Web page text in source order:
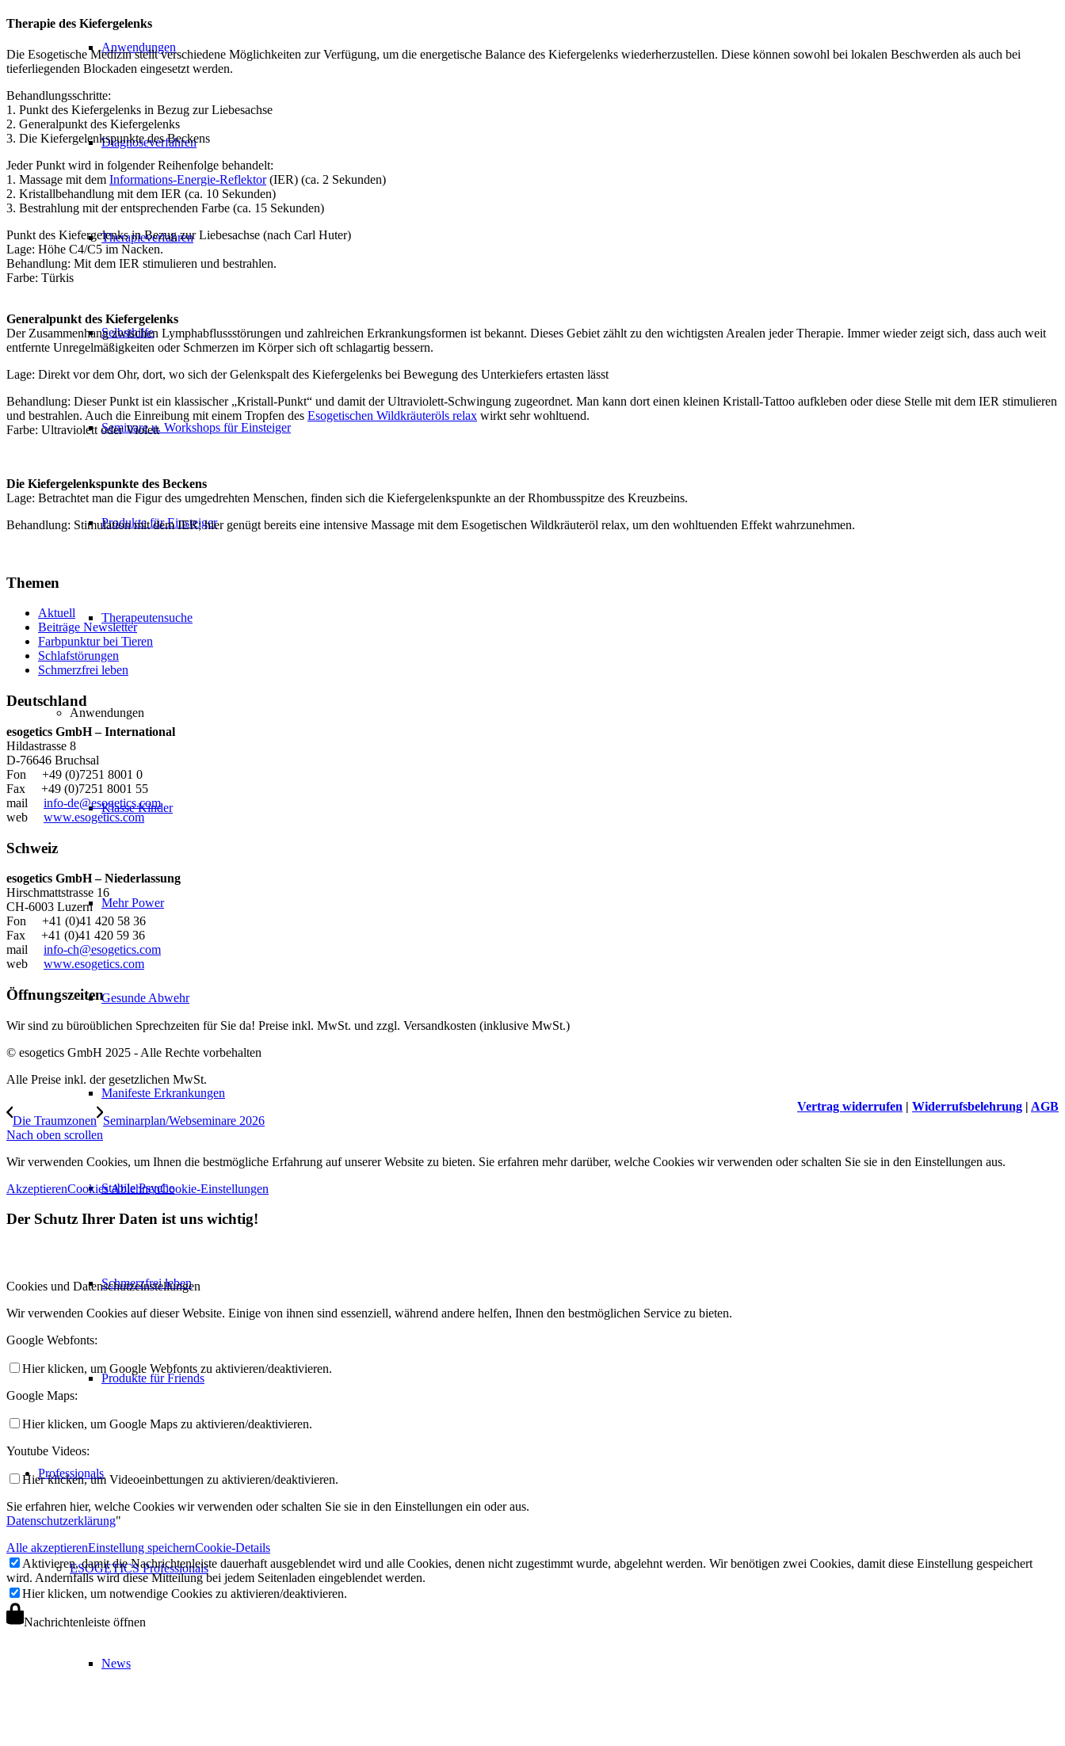
Anwendungen
Diagnoseverfahren
Therapieverfahren
Selbsthilfe
Seminare u. Workshops für Einsteiger
Produkte für Einsteiger
Therapeutensuche
Anwendungen
Klasse Kinder
Mehr Power
Gesunde Abwehr
Manifeste Erkrankungen
Stabile Psyche
Schmerzfrei leben
Produkte für Friends
Professionals
ESOGETICS Professionals
News
Therapie des Kiefergelenks
Die Esogetische Medizin stellt verschiedene Möglichkeiten zur Verfügung, um die energetische Balance des Kiefergelenks wiederherzustellen. Diese können sowohl bei lokalen Beschwerden als auch bei
tieferliegenden Blockaden eingesetzt werden.
Behandlungsschritte:
1. Punkt des Kiefergelenks in Bezug zur Liebesachse
2. Generalpunkt des Kiefergelenks
3. Die Kiefergelenkspunkte des Beckens
Jeder Punkt wird in folgender Reihenfolge behandelt:
1. Massage mit dem Informations-Energie-Reflektor(IER) (ca. 2 Sekunden)
2. Kristallbehandlung mit dem IER (ca. 10 Sekunden)
3. Bestrahlung mit der entsprechenden Farbe (ca. 15 Sekunden)
Punkt des Kiefergelenks in Bezug zur Liebesachse (nach Carl Huter)
Lage: Höhe C4/C5 im Nacken.
Behandlung: Mit dem IER stimulieren und bestrahlen.
Farbe: Türkis
Generalpunkt des Kiefergelenks
Der Zusammenhang zwischen Lymphabflussstörungen und zahlreichen Erkrankungsformen ist bekannt. Dieses Gebiet zählt zu den wichtigsten Arealen jeder Therapie. Immer wieder zeigt sich, dass auch weit
entfernte Unregelmäßigkeiten oder Schmerzen im Körper sich oft schlagartig bessern.
Lage: Direkt vor dem Ohr, dort, wo sich der Gelenkspalt des Kiefergelenks bei Bewegung des Unterkiefers ertasten lässt
Behandlung: Dieser Punkt ist ein klassischer „Kristall-Punkt“ und damit der Ultraviolett-Schwingung zugeordnet. Man kann dort einen kleinen Kristall-Tattoo aufkleben oder diese Stelle mit dem IER stimulieren
und bestrahlen. Auch die Einreibung mit einem Tropfen des Esogetischen Wildkräuteröls relax wirkt sehr wohltuend.
Farbe: Ultraviolett oder Violett
Die Kiefergelenkspunkte des Beckens
Lage: Betrachtet man die Figur des umgedrehten Menschen, finden sich die Kiefergelenkspunkte an der Rhombusspitze des Kreuzbeins.
Behandlung: Stimulation mit dem IER; hier genügt bereits eine intensive Massage mit dem Esogetischen Wildkräuteröl relax, um den wohltuenden Effekt wahrzunehmen.
Themen
Aktuell
Beiträge Newsletter
Farbpunktur bei Tieren
Schlafstörungen
Schmerzfrei leben
Deutschland
esogetics GmbH – International
Hildastrasse 8
D-76646 Bruchsal
Fon +49 (0)7251 8001 0
Fax +49 (0)7251 8001 55
mail info-de@esogetics.com
web www.esogetics.com
Schweiz
esogetics GmbH – Niederlassung
Hirschmattstrasse 16
CH-6003 Luzern
Fon +41 (0)41 420 58 36
Fax +41 (0)41 420 59 36
mail info-ch@esogetics.com
web www.esogetics.com
Öffnungszeiten
Wir sind zu büroüblichen Sprechzeiten für Sie da! Preise inkl. MwSt. und zzgl. Versandkosten (inklusive MwSt.)
© esogetics GmbH 2025 - Alle Rechte vorbehalten
Alle Preise inkl. der gesetzlichen MwSt.
Vertrag widerrufen | Widerrufsbelehrung | AGB
Die Traumzonen Seminarplan/Webseminare 2026
Nach oben scrollen
Wir verwenden Cookies, um Ihnen die bestmögliche Erfahrung auf unserer Website zu bieten. Sie erfahren mehr darüber, welche Cookies wir verwenden oder schalten Sie sie in den Einstellungen aus.
AkzeptierenCookies AblehnenCookie-Einstellungen
Der Schutz Ihrer Daten ist uns wichtig!
Cookies und Datenschutzeinstellungen
Wir verwenden Cookies auf dieser Website. Einige von ihnen sind essenziell, während andere helfen, Ihnen den bestmöglichen Service zu bieten.
Google Webfonts:
Hier klicken, um Google Webfonts zu aktivieren/deaktivieren.
Google Maps:
Hier klicken, um Google Maps zu aktivieren/deaktivieren.
Youtube Videos:
Hier klicken, um Videoeinbettungen zu aktivieren/deaktivieren.
Sie erfahren hier, welche Cookies wir verwenden oder schalten Sie sie in den Einstellungen ein oder aus.
Datenschutzerklärung"
Alle akzeptierenEinstellung speichernCookie-Details
Aktivieren, damit die Nachrichtenleiste dauerhaft ausgeblendet wird und alle Cookies, denen nicht zugestimmt wurde, abgelehnt werden. Wir benötigen zwei Cookies, damit diese Einstellung gespeichert
wird. Andernfalls wird diese Mitteilung bei jedem Seitenladen eingeblendet werden.
Hier klicken, um notwendige Cookies zu aktivieren/deaktivieren.
Nachrichtenleiste öffnen